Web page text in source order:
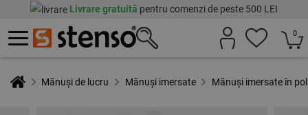
Livrare gratuită pentru comenzi de peste 500 LEI
0
Mănuși de lucru Mănuși imersate Mănuși imersate în